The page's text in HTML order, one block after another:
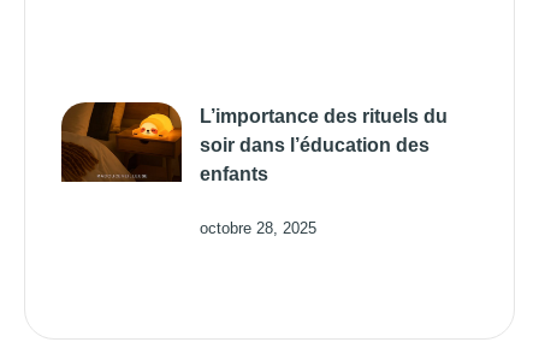
L’importance des rituels du
soir dans l’éducation des
enfants
octobre 28, 2025